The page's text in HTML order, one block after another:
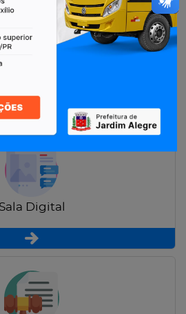
de Contribuintes
Sala Digital